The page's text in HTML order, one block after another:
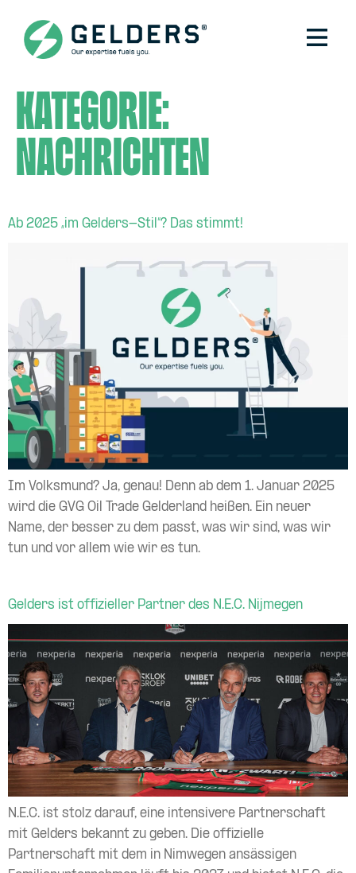
Kategorie:
Nachrichten
Ab 2025 „im Gelders-Stil“? Das stimmt!
Im Volksmund? Ja, genau! Denn ab dem 1. Januar 2025
wird die GVG Oil Trade Gelderland heißen. Ein neuer
Name, der besser zu dem passt, was wir sind, was wir
tun und vor allem wie wir es tun.
Gelders ist offizieller Partner des N.E.C. Nijmegen
N.E.C. ist stolz darauf, eine intensivere Partnerschaft
mit Gelders bekannt zu geben. Die offizielle
Partnerschaft mit dem in Nimwegen ansässigen